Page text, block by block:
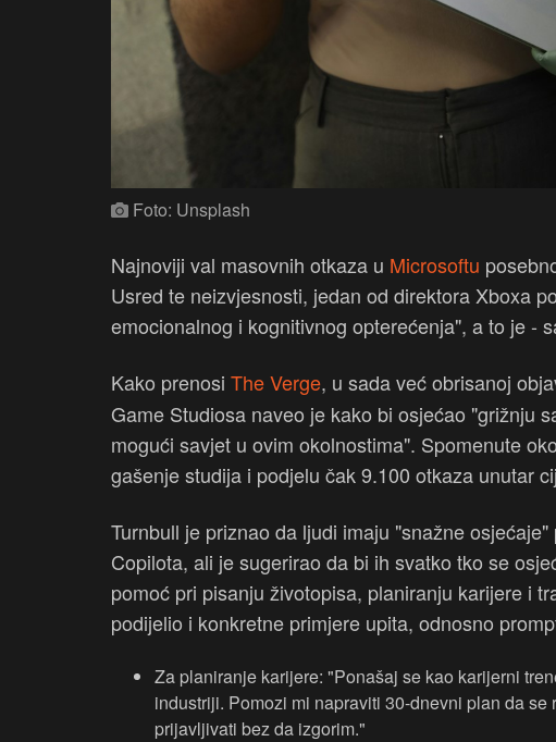
Foto: Unsplash
Najnoviji val masovnih otkaza u Microsoftu
Usred te neizvjesnosti, jedan od direktora Xboxa
emocionalnog i kognitivnog opterećenja", a to je -
Kako prenosi The Verge, u sada već obrisanoj
Game Studiosa naveo je kako bi osjećao "grižnju
mogući savjet u ovim okolnostima". Spomenute
gašenje studija i podjelu čak 9.100 otkaza unutar
Turnbull je priznao da ljudi imaju "snažne
Copilota, ali je sugerirao da bi ih svatko tko se
pomoć pri pisanju životopisa, planiranju karijere i
podijelio i konkretne primjere upita, odnosno
Za planiranje karijere: "Ponašaj se kao karijerni
industriji. Pomozi mi napraviti 30-dnevni plan da
prijavljivati bez da izgorim."